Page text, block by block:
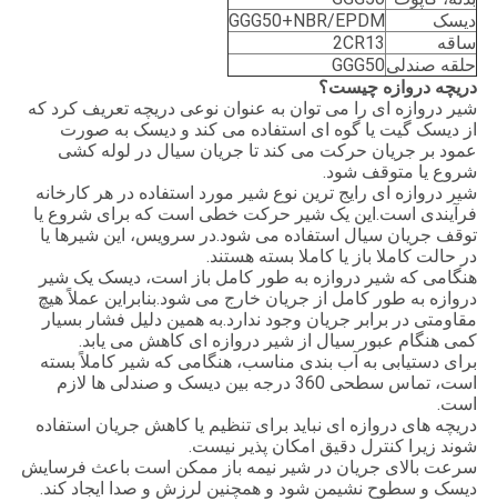
دیسک
GGG50+NBR/EPDM
ساقه
2CR13
حلقه صندلیGGG50
دریچه دروازه چیست؟
شیر دروازه ای را می توان به عنوان نوعی دریچه تعریف کرد که
از دیسک گیت یا گوه ای استفاده می کند و دیسک به صورت
عمود بر جریان حرکت می کند تا جریان سیال در لوله کشی
شروع یا متوقف شود.
شیر دروازه ای رایج ترین نوع شیر مورد استفاده در هر کارخانه
فرآیندی است.این یک شیر حرکت خطی است که برای شروع یا
توقف جریان سیال استفاده می شود.در سرویس، این شیرها یا
در حالت کاملا باز یا کاملا بسته هستند.
هنگامی که شیر دروازه به طور کامل باز است، دیسک یک شیر
دروازه به طور کامل از جریان خارج می شود.بنابراین عملاً هیچ
مقاومتی در برابر جریان وجود ندارد.به همین دلیل فشار بسیار
کمی هنگام عبور سیال از شیر دروازه ای کاهش می یابد.
برای دستیابی به آب بندی مناسب، هنگامی که شیر کاملاً بسته
است، تماس سطحی 360 درجه بین دیسک و صندلی ها لازم
است.
دریچه های دروازه ای نباید برای تنظیم یا کاهش جریان استفاده
شوند زیرا کنترل دقیق امکان پذیر نیست.
سرعت بالای جریان در شیر نیمه باز ممکن است باعث فرسایش
دیسک و سطوح نشیمن شود و همچنین لرزش و صدا ایجاد کند.